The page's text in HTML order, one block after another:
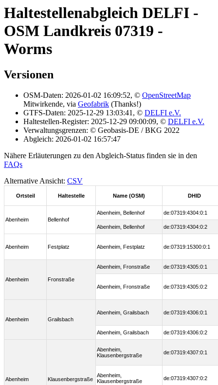
Haltestellenabgleich DELFI -
OSM Landkreis 07319 -
Worms
Versionen
OSM-Daten: 2026-01-02 16:09:52, © OpenStreetMap
Mitwirkende, via Geofabrik (Thanks!)
GTFS-Daten: 2025-12-29 13:03:41, © DELFI e.V.
Haltestellen-Register: 2025-12-29 09:00:09, © DELFI e.V.
Verwaltungsgrenzen: © Geobasis-DE / BKG 2022
Abgleich: 2026-01-02 16:57:47
Nähere Erläuterungen zu den Abgleich-Status finden sie in den
FAQs
Alternative Ansicht: CSV
Ortsteil Haltestelle Name (OSM) DHID
Abenheim Bellenhof
Abenheim, Bellenhof de:07319:4304:0:1
Abenheim, Bellenhof de:07319:4304:0:2
Abenheim Festplatz Abenheim, Festplatz de:07319:15300:0:1
Abenheim Fronstraße
Abenheim, Fronstraße de:07319:4305:0:1
Abenheim, Fronstraße de:07319:4305:0:2
Abenheim Grailsbach
Abenheim, Grailsbach de:07319:4306:0:1
Abenheim, Grailsbach de:07319:4306:0:2
Abenheim Klausenbergstraße
Abenheim,
Klausenbergstraße
de:07319:4307:0:1
Abenheim,
Klausenbergstraße
de:07319:4307:0:2